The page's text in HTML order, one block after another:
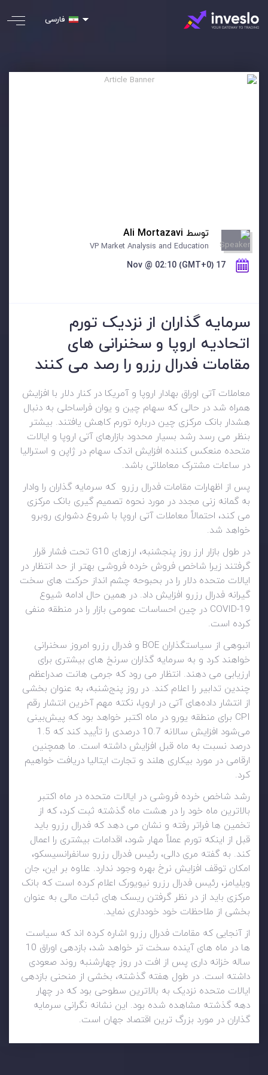
فارسی
توسط Ali Mortazavi
VP Market Analysis and Education
17 Nov @ 02:10 (GMT+0)
سرمایه گذاران از نزدیک تورم
اتحادیه اروپا و سخنرانی های
مقامات فدرال رزرو را رصد می کنند
معاملات آتی اوراق بهادار اروپا و آمریکا در کنار دلار با افزایش
همراه شد در حالی که سهام چین و یوان فراساحلی به دنبال
هشدار بانک مرکزی چین درباره تورم کاهش یافتند. بیشتر
بنظر می رسد رشد بسیار محدود بازارهای آتی اروپا و ایالات
متحده منعکس کننده افزایش اندک سهام در ژاپن و استرالیا
در ساعات مشترک معاملاتی باشد.
پس از اظهارات مقامات فدرال رزرو که سرمایه گذاران را وادار
به گمانه زنی مجدد در مورد نحوه تصمیم گیری بانک مرکزی
می کند، احتمالاً معاملات آتی اروپا با شروع دشواری روبرو
خواهد شد.
در طول بازار ارز روز پنجشنبه، ارزهای G10 تحت فشار قرار
گرفتند زیرا شاخص فروش خرده فروشی بهتر از حد انتظار در
ایالات متحده دلار را در بحبوحه چشم انداز حرکت های سخت
گیرانه فدرال رزرو افزایش داد. در همین حال ادامه شیوع
COVID-19 در چین احساسات عمومی بازار را در منطقه منفی
کرده است.
انبوهی از سیاستگذاران BOE و فدرال رزرو امروز سخنرانی
خواهند کرد و به سرمایه گذاران سرنخ های بیشتری برای
ارزیابی می دهند. انتظار می رود که جرمی هانت صدراعظم
چندین تدابیر را اعلام کند. در روز پنج‌شنبه، به عنوان بخشی
از انتشار داده‌های آتی در اروپا، نکته مهم آخرین انتشار رقم
CPI برای منطقه یورو در ماه اکتبر خواهد بود که پیش‌بینی
می‌شود افزایش سالانه 10.7 درصدی را تأیید کند که 1.5
درصد نسبت به ماه قبل افزایش داشته است. ما همچنین
ارقامی در مورد بیکاری هلند و تجارت ایتالیا دریافت خواهیم
کرد.
رشد شاخص خرده فروشی در ایالات متحده در ماه اکتبر
بالاترین ماه خود را در هشت ماه گذشته ثبت کرد، که از
تخمین ها فراتر رفته و نشان می دهد که فدرال رزرو باید
قبل از اینکه تورم عملاً مهار شود، اقدامات بیشتری را اعمال
کند. به گفته مری دالی، رئیس فدرال رزرو سانفرانسیسکو،
امکان توقف افزایش نرخ بهره وجود ندارد. علاوه بر این، جان
ویلیامز، رئیس فدرال رزرو نیویورک اعلام کرده است که بانک
مرکزی باید از در نظر گرفتن ریسک های ثبات مالی به عنوان
بخشی از ملاحظات خود خودداری نماید.
از آنجایی که مقامات فدرال رزرو اشاره کرده اند که سیاست
ها در ماه های آینده سخت تر خواهد شد، بازدهی اوراق 10
ساله خزانه داری پس از افت در روز چهارشنبه روند صعودی
داشته است. در طول هفته گذشته، بخشی از منحنی بازدهی
ایالات متحده نزدیک به بالاترین سطوحی بود که در چهار
دهه گذشته مشاهده شده بود. این نشانه نگرانی سرمایه
گذاران در مورد بزرگ ترین اقتصاد جهان است.